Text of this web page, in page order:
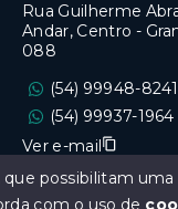
Rua Guilherme
Andar, Centro -
088
(54) 99948-8241
(54) 99937-1964
Ver e-mail
CRECI/RS 27.340J
que possibilitam
com o uso de